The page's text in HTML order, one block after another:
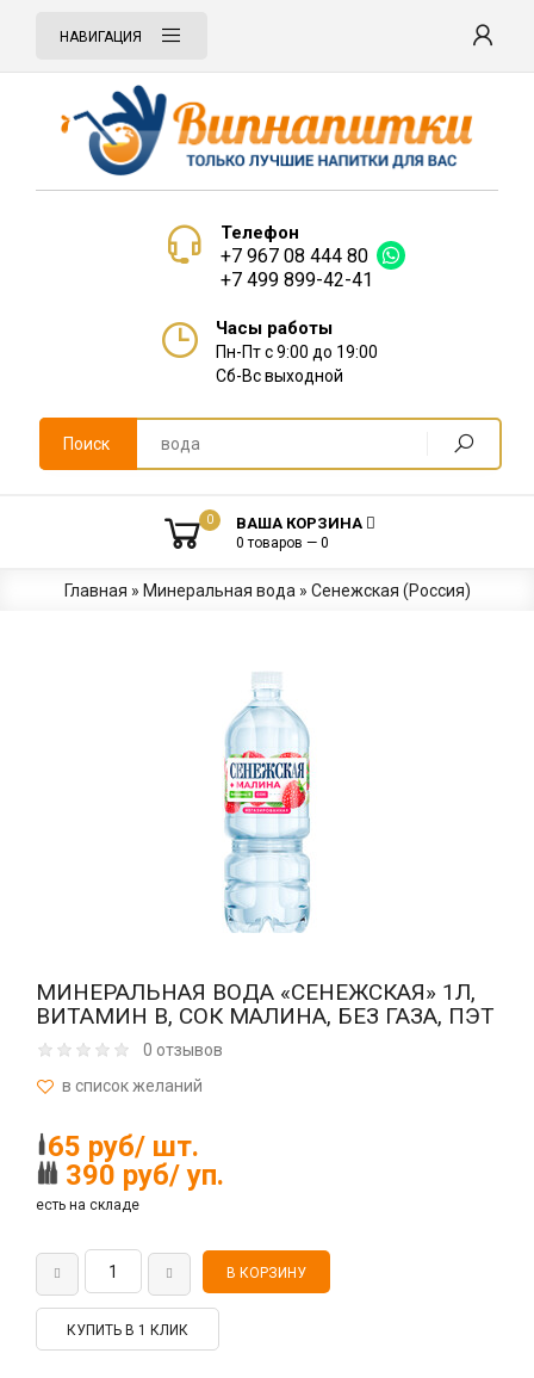
НАВИГАЦИЯ
Телефон
+7 967 08 444 80
+7 499 899-42-41
Часы работы
Пн-Пт с 9:00 до 19:00
Сб-Вс выходной
Поиск
0 ВАША КОРЗИНА
0 товаров — 0
Главная » Минеральная вода » Сенежская (Россия)
МИНЕРАЛЬНАЯ ВОДА «СЕНЕЖСКАЯ» 1Л,
ВИТАМИН B, СОК МАЛИНА, БЕЗ ГАЗА, ПЭТ
0 отзывов
65 руб/ шт.
390 руб/ уп.
есть на складе
КУПИТЬ В 1 КЛИК